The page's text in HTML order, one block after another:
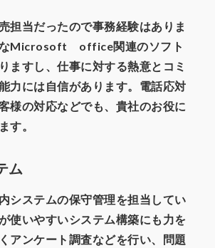
担当だったので事務経験はありま
なMicrosoft office関連のソフト
ますし、仕事に対する熱意とコミ
力には自信があります。電話応対
様の対応などでも、貴社のお役に
す。
ム
システムの保守管理を担当してい
使いやすいシステム構築にも力を
アンケート調査などを行い、問題